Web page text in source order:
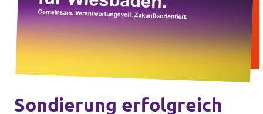
Sondierung erfolgreich